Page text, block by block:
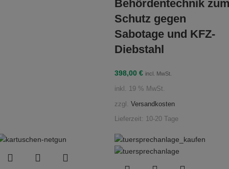
Behördentechnik
Schutz gegen
Sabotage und KFZ-
Diebstahl
398,00 € incl. MwSt.
inkl. 19 % MwSt.
zzgl. Versandkosten
Lieferzeit: 10-20 Tage